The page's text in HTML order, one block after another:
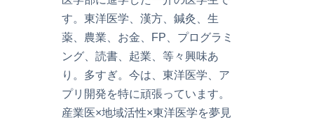
す。東洋医学、漢方、鍼灸、生
薬、農業、お金、FP、プログラミ
ング、読書、起業、等々興味あ
り。多すぎ。今は、東洋医学、ア
プリ開発を特に頑張っています。
産業医×地域活性×東洋医学を夢見